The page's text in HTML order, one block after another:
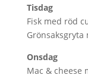
Tisdag
Fisk med röd
Onsdag
Mac & cheese